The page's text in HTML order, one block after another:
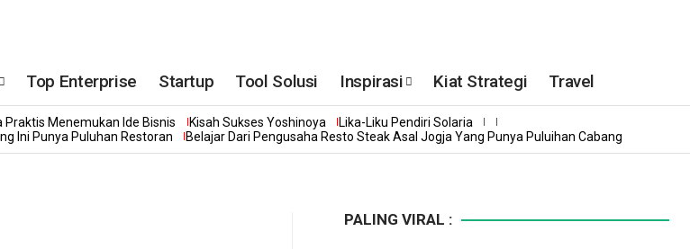
Top Enterprise Startup Tool Solusi Inspirasi Kiat Strategi Travel
Praktis Menemukan Ide Bisnis Kisah Sukses Yoshinoya
Lika-Liku Pendiri Solaria
Ini Punya Puluhan Restoran Belajar Dari Pengusaha Resto Steak Asal Jogja Yang Punya Puluihan Cabang
PALING VIRAL :